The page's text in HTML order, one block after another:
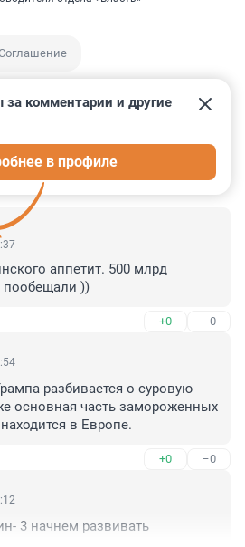
71
за комментарии и другие
в профиле
аппетит. 500 млрд
))
+0 –0
разбивается о суровую
основная часть замороженных
в Европе.
+0 –0
3 начнем развивать